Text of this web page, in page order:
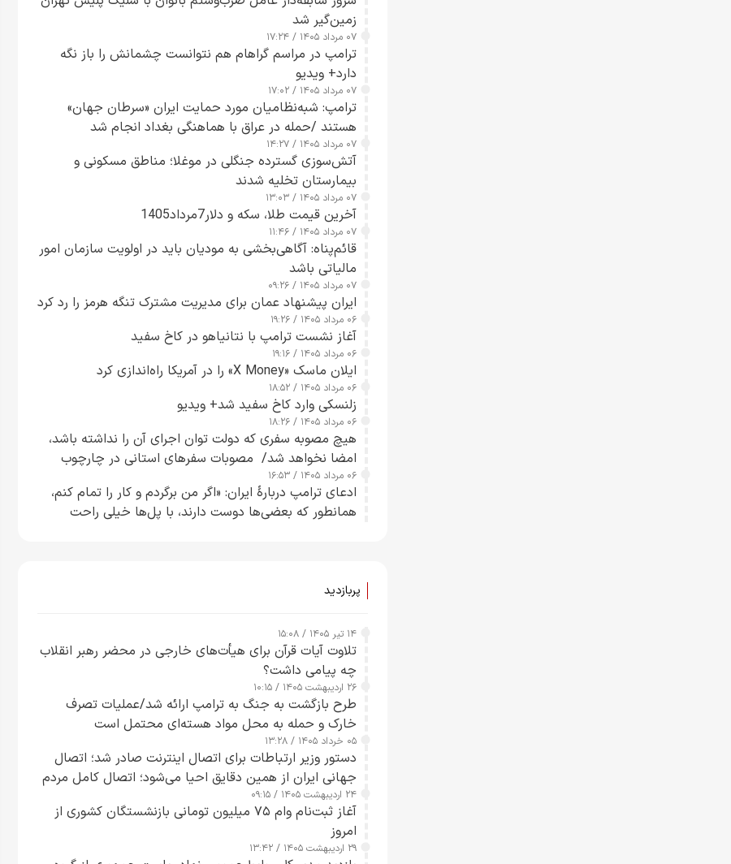
زمین‌گیر شد
۰۷ مرداد ۱۴۰۵ / ۱۷:۲۴
ترامپ در مراسم گراهام هم نتوانست چشمانش را باز نگه
دارد+ ویدیو
۰۷ مرداد ۱۴۰۵ / ۱۷:۰۲
ترامپ: شبه‌نظامیان مورد حمایت ایران «سرطان جهان»
هستند /حمله در عراق با هماهنگی بغداد انجام شد
۰۷ مرداد ۱۴۰۵ / ۱۴:۲۷
آتش‌سوزی گسترده جنگلی در موغلا؛ مناطق مسکونی و
بیمارستان تخلیه شدند
۰۷ مرداد ۱۴۰۵ / ۱۳:۰۳
آخرین قیمت طلا، سکه و دلار7مرداد1405
۰۷ مرداد ۱۴۰۵ / ۱۱:۴۶
قائم‌پناه: آگاهی‌بخشی به مودیان باید در اولویت سازمان امور
مالیاتی باشد
۰۷ مرداد ۱۴۰۵ / ۰۹:۲۶
ایران پیشنهاد عمان برای مدیریت مشترک تنگه هرمز را رد کرد
۰۶ مرداد ۱۴۰۵ / ۱۹:۲۶
آغاز نشست ترامپ با نتانیاهو در کاخ سفید
۰۶ مرداد ۱۴۰۵ / ۱۹:۱۶
ایلان ماسک «X Money» را در آمریکا راه‌اندازی کرد
۰۶ مرداد ۱۴۰۵ / ۱۸:۵۲
زلنسکی وارد کاخ سفید شد+ ویدیو
۰۶ مرداد ۱۴۰۵ / ۱۸:۲۶
هیچ مصوبه سفری که دولت توان اجرای آن را نداشته باشد،
امضا نخواهد شد/ مصوبات سفرهای استانی در چارچوب
قانون بودجه است+ عکس
۰۶ مرداد ۱۴۰۵ / ۱۶:۵۳
ادعای ترامپ دربارهٔ ایران: «اگر من برگردم و کار را تمام کنم،
همانطور که بعضی‌ها دوست دارند، با پل‌ها خیلی راحت
پربازدید
۱۴ تیر ۱۴۰۵ / ۱۵:۰۸
تلاوت آیات قرآن برای هیأت‌های خارجی در محضر رهبر انقلاب
چه پیامی داشت؟
۲۶ اردیبهشت ۱۴۰۵ / ۱۰:۱۵
طرح‌ بازگشت به جنگ به ترامپ ارائه شد/عملیات تصرف
خارک و حمله به محل مواد هسته‌ای محتمل است
۰۵ خرداد ۱۴۰۵ / ۱۳:۲۸
دستور وزیر ارتباطات برای اتصال اینترنت صادر شد؛ اتصال
جهانی ایران از همین دقایق احیا می‌شود؛ اتصال کامل مردم
تا ۲۴ ساعت آینده
۲۴ اردیبهشت ۱۴۰۵ / ۰۹:۱۵
آغاز ثبت‌نام وام ۷۵ میلیون تومانی بازنشستگان کشوری از
امروز
۲۹ اردیبهشت ۱۴۰۵ / ۱۳:۴۲